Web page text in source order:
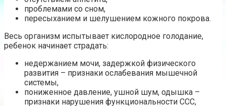
проблемами со сном,
пересыханием и шелушением кожного покрова.
Весь организм испытывает кислородное голодание,
ребенок начинает страдать:
недержанием мочи, задержкой физического
развития – признаки ослабевания мышечной
системы,
пониженное давление, ушной шум, одышка –
признаки нарушения функциональности ССС,